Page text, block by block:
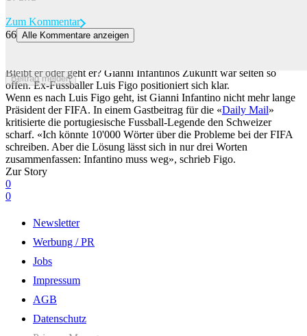
Beitrag melden
Zum Kommentar
66 Alle Kommentare anzeigen
Bleibt er oder geht er? Gianni Infantinos Zukunft war selten so
offen. Ex-Fussballer Luis Figo positioniert sich klar.
Wenn es nach Luis Figo geht, ist Gianni Infantino nicht mehr lange
Präsident der FIFA. In einem Gastbeitrag für die «Daily Mail»
kritisierte die portugiesische Fussball-Legende den Schweizer
scharf. «Ich könnte 10'000 Wörter über die Probleme bei der FIFA
schreiben. Aber die Lösung lässt sich in nur drei Worten
zusammenfassen: Infantino muss weg», schrieb Figo.
Zur Story
0
0
Newsletter
Werbung / PR
Jobs
Impressum
AGB
Datenschutz